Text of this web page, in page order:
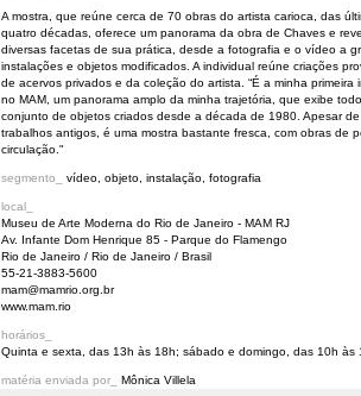
A mostra, que reúne cerca de 70 obras do artista carioca, das
quatro décadas, oferece um panorama da obra de Chaves e
diversas facetas de sua prática, desde a fotografia e o vídeo a
instalações e objetos modificados. A individual reúne criações
de acervos privados e da coleção do artista. “É a minha primeira
no MAM, um panorama amplo da minha trajetória, que exibe
conjunto de objetos criados desde a década de 1980. Apesar de
trabalhos antigos, é uma mostra bastante fresca, com obras de
circulação."
segmento_ vídeo, objeto, instalação, fotografia
local_
Museu de Arte Moderna do Rio de Janeiro - MAM RJ
Av. Infante Dom Henrique 85 - Parque do Flamengo
Rio de Janeiro / Rio de Janeiro / Brasil
55-21-3883-5600
mam@mamrio.org.br
www.mam.rio
horários_
Quinta e sexta, das 13h às 18h; sábado e domingo, das 10h às
matéria enviada por_ Mônica Villela